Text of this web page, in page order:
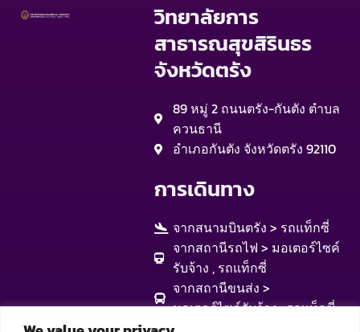
วิทยาลัยการ
สาธารณสุขสิรินธร
จังหวัดตรัง
89 หมู่ 2 ถนนตรัง-กันตัง ตำบล
ควนธานี
อำเภอกันตัง จังหวัดตรัง 92110
การเดินทาง
จากสนามบินตรัง > รถแท็กซี่
จากสถานีรถไฟ > มอเตอร์ไซค์
รับจ้าง , รถแท็กซี่
จากสถานีขนส่ง >
มอเตอร์ไซค์รับจ้าง , รถแท็กซี่